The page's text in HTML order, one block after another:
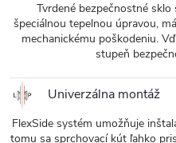
Tvrdené bezpečnostné
špeciálnou tepelnou úpravou,
mechanickému poškodeniu.
stupeň
Univerzálna montáž
FlexSide systém umožňuje
tomu sa sprchovací kút ľahko